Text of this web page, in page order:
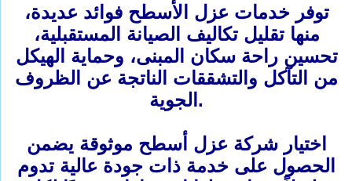
توفر خدمات عزل الأسطح فوائد عديدة،
منها تقليل تكاليف الصيانة المستقبلية،
تحسين راحة سكان المبنى، وحماية الهيكل
من التآكل والتشققات الناتجة عن الظروف
الجوية.
اختيار شركة عزل أسطح موثوقة يضمن
الحصول على خدمة ذات جودة عالية تدوم